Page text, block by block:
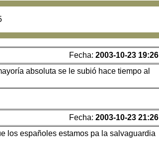
Fecha: 2003-10-23 19:26
absoluta se le subió hace tiempo al
Fecha: 2003-10-23 21:26
los españoles estamos pa la salvaguardia